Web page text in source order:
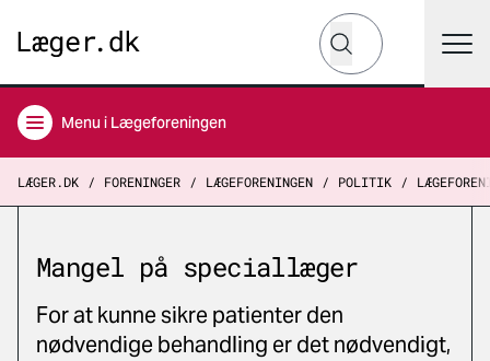
Hvad leder du efter?
Søg
Menu i Lægeforeningen
LÆGER.DK FORENINGER LÆGEFORENINGEN POLITIK
Mangel på speciallæger
For at kunne sikre patienter den
nødvendige behandling er det nødvendigt,